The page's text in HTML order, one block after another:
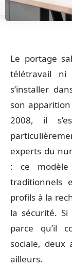
Le portage
télétravail
s’installer
son
2008, il
experts du
: ce modèle
traditionnels
profils à la
la sécurité.
parce qu’il
sociale, deux
ailleurs.